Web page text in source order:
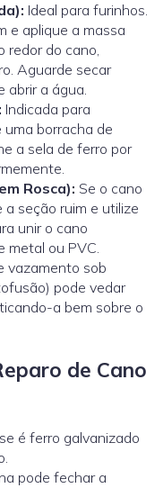
Ideal para furinhos.
e aplique a massa
redor do cano,
Aguarde secar
abrir a água.
Indicada para
uma borracha de
a sela de ferro por
Rosca): Se o cano
seção ruim e utilize
unir o cano
metal ou PVC.
vazamento sob
pode vedar
a bem sobre o
de Cano
é ferro galvanizado
pode fechar a